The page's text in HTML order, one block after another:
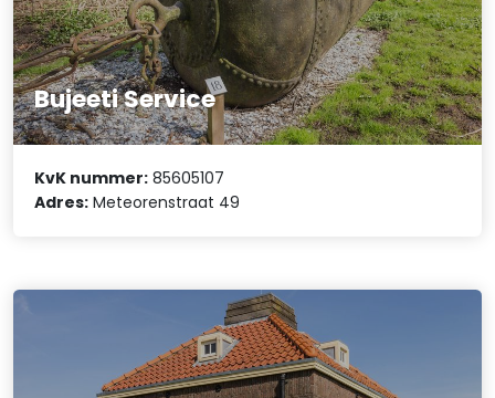
Bujeeti Service
KvK nummer: 85605107
Adres: Meteorenstraat 49